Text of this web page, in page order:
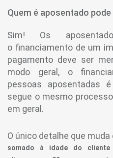
Quem é aposentado
Sim! Os
o financiamento de um
pagamento deve ser
modo geral, o
pessoas aposentadas
segue o mesmo
em geral.
O único detalhe que muda
somado à idade do